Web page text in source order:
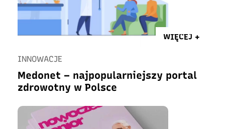
WIĘCEJ +
INNOWACJE
Medonet – najpopularniejszy portal
zdrowotny w Polsce